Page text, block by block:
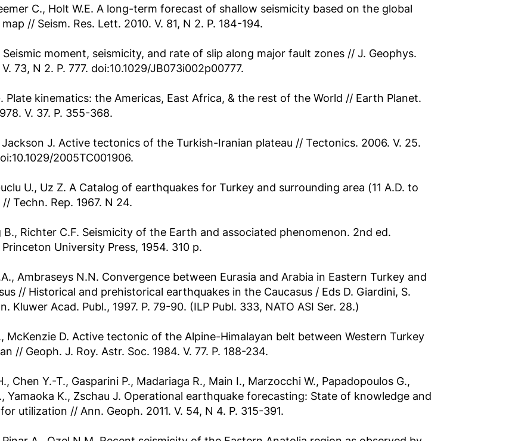
C., Holt W.E. A long-term forecast of shallow seismicity based on the global
// Seism. Res. Lett. 2010. V. 81, N 2. P. 184-194.
Seismic moment, seismicity, and rate of slip along major fault zones // J. Geophys.
73, N 2. P. 777. doi:10.1029/JB073i002p00777.
Plate kinematics: the Americas, East Africa, & the rest of the World // Earth Planet.
V. 37. P. 355-368.
Jackson J. Active tectonics of the Turkish-Iranian plateau // Tectonics. 2006. V. 25.
2005TC001906.
U., Uz Z. A Catalog of earthquakes for Turkey and surrounding area (11 A.D. to
// Techn. Rep. 1967. N 24.
B., Richter C.F. Seismicity of the Earth and associated phenomenon. 2nd ed.
University Press, 1954. 310 p.
Ambraseys N.N. Convergence between Eurasia and Arabia in Eastern Turkey and
// Historical and prehistorical earthquakes in the Caucasus / Eds D. Giardini, S.
Kluwer Acad. Publ., 1997. P. 79-90. (ILP Publ. 333, NATO ASI Ser. 28.)
McKenzie D. Active tectonic of the Alpine-Himalayan belt between Western Turkey
// Geoph. J. Roy. Astr. Soc. 1984. V. 77. P. 188-234.
Chen Y.-T., Gasparini P., Madariaga R., Main I., Marzocchi W., Papadopoulos G.,
Yamaoka K., Zschau J. Operational earthquake forecasting: State of knowledge and
utilization // Ann. Geoph. 2011. V. 54, N 4. P. 315-391.